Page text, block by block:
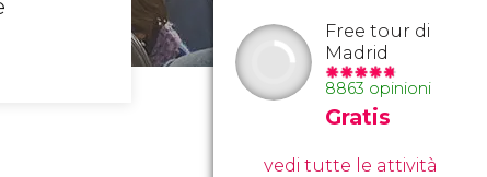
Free tour di
Madrid
8863 opinioni
Gratis
vedi tutte le attività